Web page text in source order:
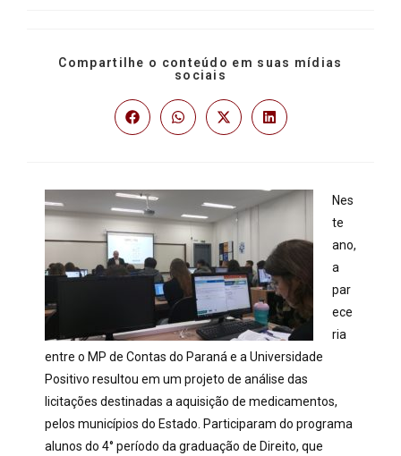
Compartilhe o conteúdo em suas mídias
sociais
Nes
te
ano,
a
par
ece
ria
entre o MP de Contas do Paraná e a Universidade
Positivo resultou em um projeto de análise das
licitações destinadas a aquisição de medicamentos,
pelos municípios do Estado. Participaram do programa
alunos do 4° período da graduação de Direito, que